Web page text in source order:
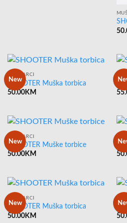
New
MUŠKARCI
SHOOTER Muška torbica
50.00KM
New
MUŠKARCI
SHOOTER Muške torbice
50.00KM
New
MUŠKARCI
SHOOTER Muška torbica
50.00KM